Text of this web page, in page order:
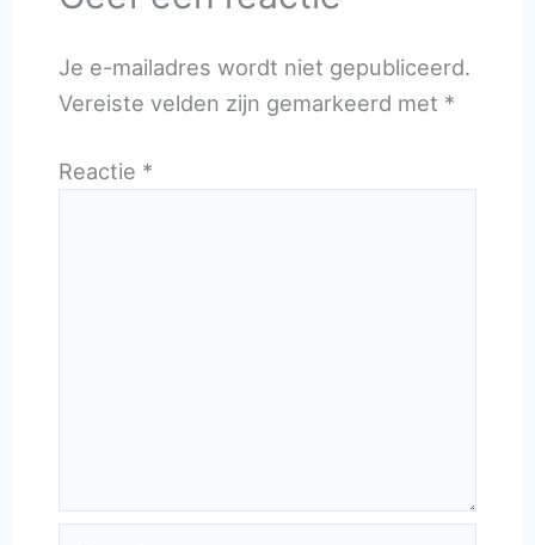
Je e-mailadres wordt niet gepubliceerd.
Vereiste velden zijn gemarkeerd met *
Reactie *